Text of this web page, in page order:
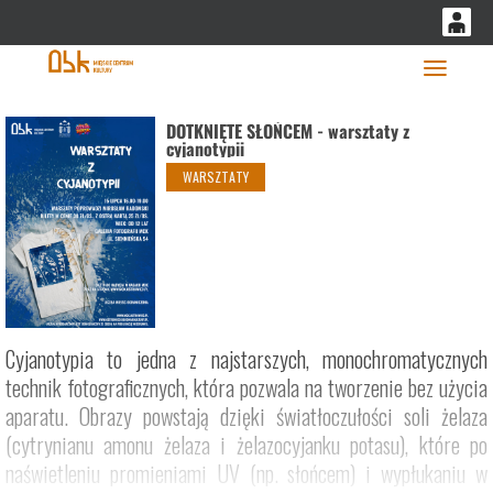
PLN
1453
DOTKNIĘTE SŁOŃCEM - warsztaty z
cyjanotypii
WARSZTATY
Cyjanotypia to jedna z najstarszych, monochromatycznych
technik fotograficznych, która pozwala na tworzenie bez użycia
aparatu. Obrazy powstają dzięki światłoczułości soli żelaza
(cytrynianu amonu żelaza i żelazocyjanku potasu), które po
naświetleniu promieniami UV (np. słońcem) i wypłukaniu w